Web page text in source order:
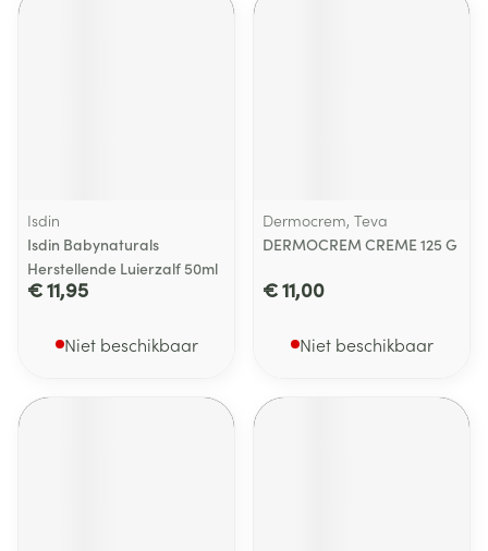
Isdin
Isdin Babynaturals
Herstellende Luierzalf 50ml
€ 11,95
Niet beschikbaar
Dermocrem, Teva
DERMOCREM CREME 125 G
€ 11,00
Niet beschikbaar